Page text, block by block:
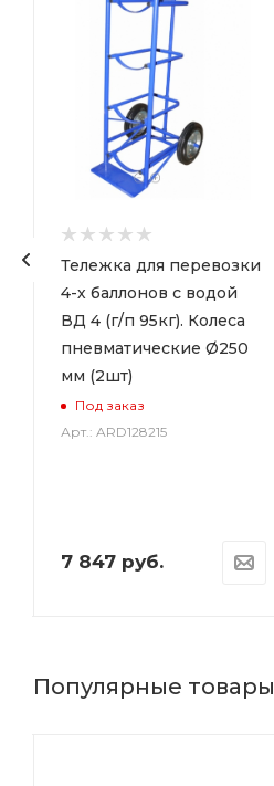
Тележка для перевозки
4-х баллонов с водой
ВД 4 (г/п 95кг). Колеса
пневматические Ø250
мм (2шт)
Под заказ
Арт.: ARD128215
7 847руб.
Популярные товары